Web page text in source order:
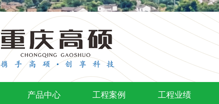
产品中心 工程案例 工程业绩